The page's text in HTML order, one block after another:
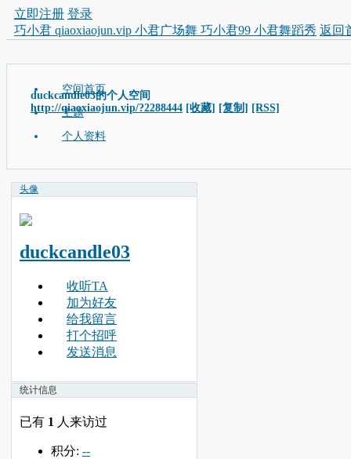
立即注册 登录
巧小君 qiaoxiaojun.vip 小君广场舞 巧小君99 小君舞蹈秀 返回
duckcandle03的个人空间
http://qiaoxiaojun.vip/?2288444 [收藏] [复制] [RSS]
空间首页
主题
个人资料
头像
duckcandle03
收听TA
加为好友
给我留言
打个招呼
发送消息
统计信息
已有 1 人来访过
积分: --